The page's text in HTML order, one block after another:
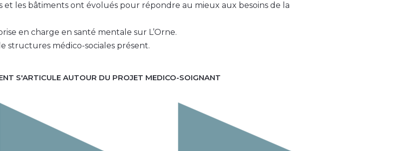
et les bâtiments ont évolués pour répondre au mieux aux besoins de la
en charge en santé mentale sur L’Orne.
structures médico-sociales présent.
S'ARTICULE AUTOUR DU PROJET MEDICO-SOIGNANT